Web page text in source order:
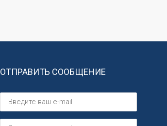
ОТПРАВИТЬ СООБЩЕНИЕ